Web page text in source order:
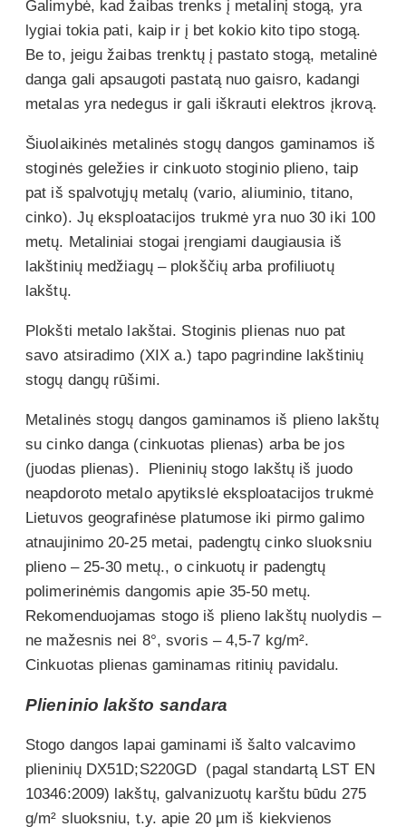
Galimybė, kad žaibas trenks į metalinį stogą, yra
lygiai tokia pati, kaip ir į bet kokio kito tipo stogą.
Be to, jeigu žaibas trenktų į pastato stogą, metalinė
danga gali apsaugoti pastatą nuo gaisro, kadangi
metalas yra nedegus ir gali iškrauti elektros įkrovą.
Šiuolaikinės metalinės stogų dangos gaminamos iš
stoginės geležies ir cinkuoto stoginio plieno, taip
pat iš spalvotųjų metalų (vario, aliuminio, titano,
cinko). Jų eksploatacijos trukmė yra nuo 30 iki 100
metų. Metaliniai stogai įrengiami daugiausia iš
lakštinių medžiagų – plokščių arba profiliuotų
lakštų.
Plokšti metalo lakštai. Stoginis plienas nuo pat
savo atsiradimo (XIX a.) tapo pagrindine lakštinių
stogų dangų rūšimi.
Metalinės stogų dangos gaminamos iš plieno lakštų
su cinko danga (cinkuotas plienas) arba be jos
(juodas plienas). Plieninių stogo lakštų iš juodo
neapdoroto metalo apytikslė eksploatacijos trukmė
Lietuvos geografinėse platumose iki pirmo galimo
atnaujinimo 20-25 metai, padengtų cinko sluoksniu
plieno – 25-30 metų., o cinkuotų ir padengtų
polimerinėmis dangomis apie 35-50 metų.
Rekomenduojamas stogo iš plieno lakštų nuolydis –
ne mažesnis nei 8°, svoris – 4,5-7 kg/m².
Cinkuotas plienas gaminamas ritinių pavidalu.
Plieninio lakšto sandara
Stogo dangos lapai gaminami iš šalto valcavimo
plieninių DX51D;S220GD (pagal standartą LST EN
10346:2009) lakštų, galvanizuotų karštu būdu 275
g/m² sluoksniu, t.y. apie 20 µm iš kiekvienos